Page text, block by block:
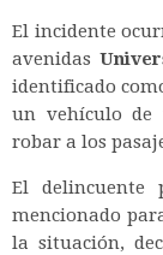
El incidente
avenidas
identificado
un vehículo de
robar a los
El delincuente
mencionado
la situación,